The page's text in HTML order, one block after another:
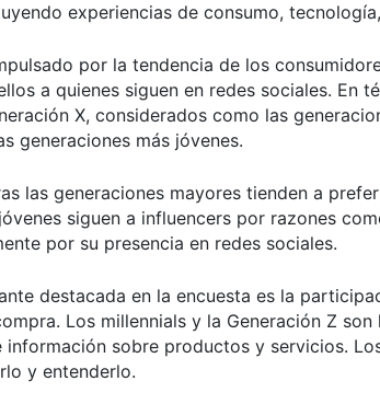
experiencias de consumo,
por la tendencia de los
a quienes siguen en redes sociales. En
X, considerados como las
generaciones más jóvenes.
las generaciones mayores tienden a
siguen a influencers por razones
por su presencia en redes sociales.
destacada en la encuesta es la
Los millennials y la Generación Z
información sobre productos y servicios.
y entenderlo.